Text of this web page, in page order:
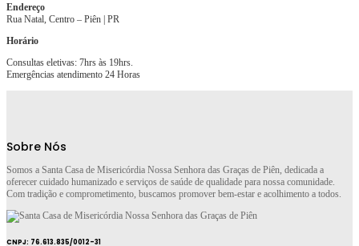
Endereço
Rua Natal, Centro – Piên | PR
Horário
Consultas eletivas: 7hrs às 19hrs.
Emergências atendimento 24 Horas
Sobre Nós
Somos a Santa Casa de Misericórdia Nossa Senhora das Graças de Piên, dedicada a
oferecer cuidado humanizado e serviços de saúde de qualidade para nossa comunidade.
Com tradição e comprometimento, buscamos promover bem-estar e acolhimento a todos.
CNPJ: 76.613.835/0012-31